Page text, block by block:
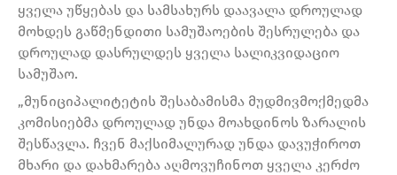
ყველა უწყებას და სამსახურს დაავალა დროულად
მოხდეს გაწმენდითი სამუშაოების შესრულება და
დროულად დასრულდეს ყველა სალიკვიდაციო
სამუშაო.
„მუნიციპალიტეტის შესაბამისმა მუდმივმოქმედმა
კომისიებმა დროულად უნდა მოახდინოს ზარალის
შესწავლა. ჩვენ მაქსიმალურად უნდა დავუჭიროთ
მხარი და დახმარება აღმოვუჩინოთ ყველა კერძო